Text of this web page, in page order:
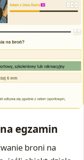
egzamin
broni na